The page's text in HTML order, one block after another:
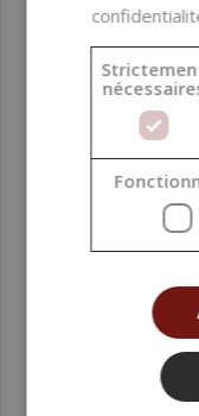
Phase de
Pays d’origine
Zone
Teneur en
biologiques (%)